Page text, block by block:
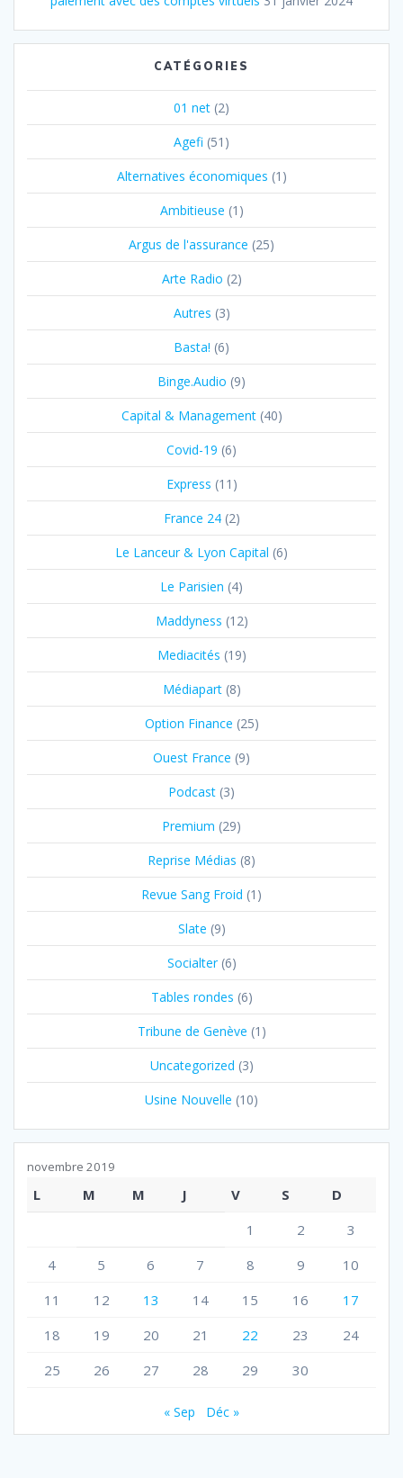
CATÉGORIES
01 net (2)
Agefi (51)
Alternatives économiques (1)
Ambitieuse (1)
Argus de l'assurance (25)
Arte Radio (2)
Autres (3)
Basta! (6)
Binge.Audio (9)
Capital & Management(40)
Covid-19 (6)
Express (11)
France 24(2)
Le Lanceur & Lyon Capital (6)
Le Parisien (4)
Maddyness (12)
Mediacités (19)
Médiapart(8)
Option Finance (25)
Ouest France (9)
Podcast (3)
Premium (29)
Reprise Médias (8)
Revue Sang Froid (1)
Slate (9)
Socialter(6)
Tables rondes (6)
Tribune de Genève (1)
Uncategorized (3)
Usine Nouvelle (10)
novembre 2019
L M M J V S
D
1
2
3
4
5 6 7 8 9
10
11
12 13 14 15 16
17
18
19 20 21 22 23
24
25
26 27 28 29 30
« Sep Déc »